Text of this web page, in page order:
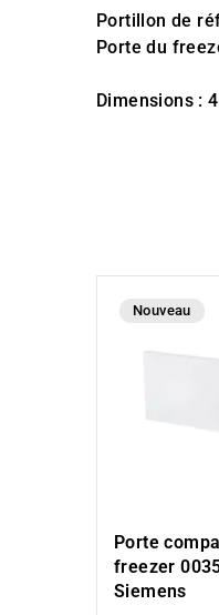
Portillon de
Porte du
Dimensions :
Nouveau
Porte
freezer
Siemens